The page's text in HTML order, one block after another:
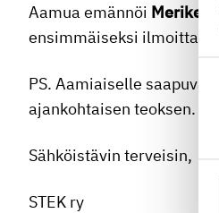
Aamua emännöi Merike
ensimmäiseksi
PS. Aamiaiselle
ajankohtaisen teoksen.
Sähköistävin terveisin,
STEK ry